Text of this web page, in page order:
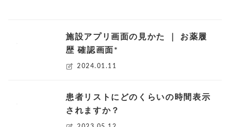
施設アプリ画面の見かた ｜ お薬履
歴 確認画面*
2024.01.11
患者リストにどのくらいの時間表示
されますか？